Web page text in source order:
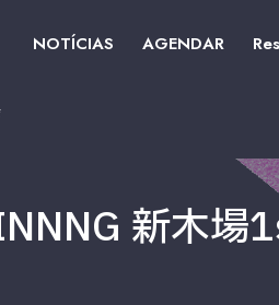
NOTÍCIAS AGENDAR
新木